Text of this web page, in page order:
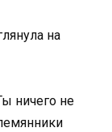
на
ничего не